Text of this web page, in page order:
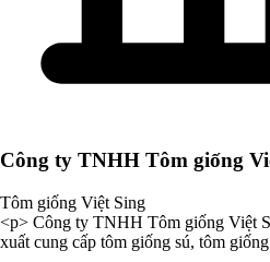
Công ty TNHH Tôm giống
Tôm giống Việt Sing
<p> Công ty TNHH Tôm giống Việt
xuất cung cấp tôm giống sú, tôm